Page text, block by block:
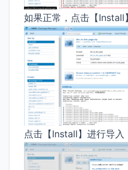
如果正常，点击【Install
点击【Install】进行导入